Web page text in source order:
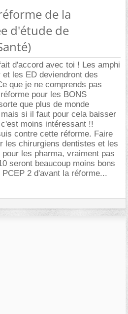
de la
d'étude de
d'accord avec toi ! Les amphi
les ED deviendront des
que je ne comprends pas
pour les BONS
que plus de monde
si il faut pour cela baisser
moins intéressant !!
contre cette réforme. Faire
les chirurgiens dentistes et les
les pharma, vraiment pas
seront beaucoup moins bons
2 d'avant la réforme...